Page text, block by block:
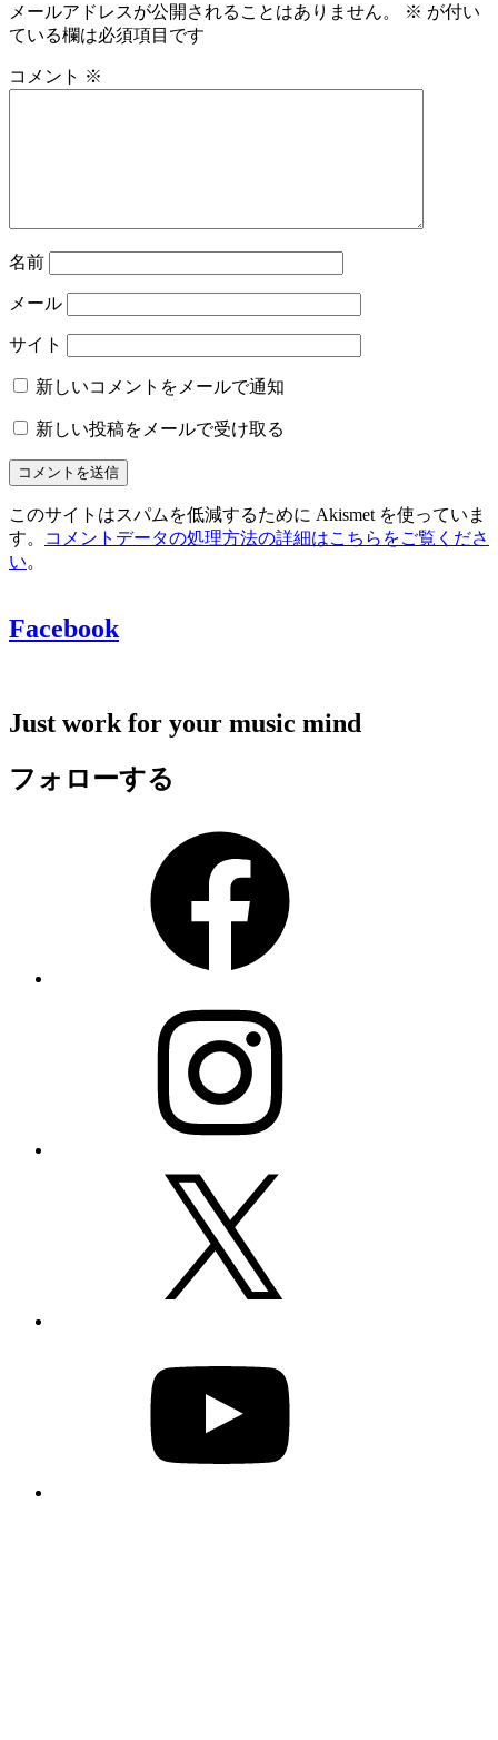
メールアドレスが公開されることはありません。 ※ が付い
ている欄は必須項目です
コメント ※
名前
メール
サイト
新しいコメントをメールで通知
新しい投稿をメールで受け取る
このサイトはスパムを低減するために Akismet を使っていま
す。
コメントデータの処理方法の詳細はこちらをご覧くださ
い。
Facebook
Just work for your music mind
フォローする